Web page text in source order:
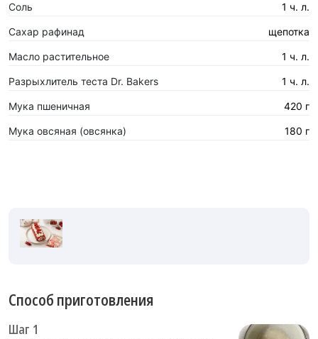
Соль 1 ч. л.
Сахар рафинад щепотка
Масло растительное 1 ч. л.
Разрыхлитель теста Dr. Bakers 1 ч. л.
Мука пшеничная 420 г
Мука овсяная (овсянка) 180 г
Способ приготовления
Шаг 1